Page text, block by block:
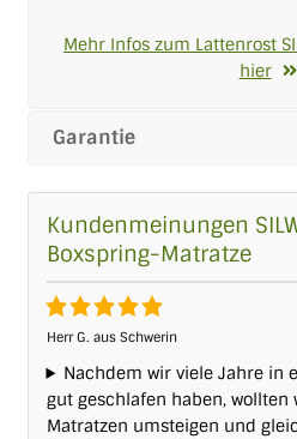
Mehr Infos zum Lattenrost
hier
Garantie
Kundenmeinungen
Boxspring-Matratze
Herr G. aus Schwerin
Nachdem wir viele Jahre in
gut geschlafen haben,
Matratzen umsteigen und